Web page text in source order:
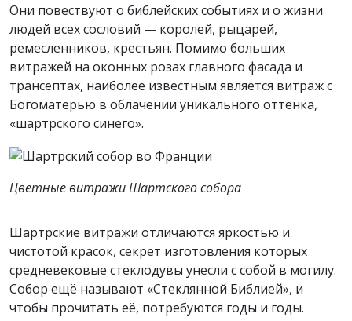
Они повествуют о библейских событиях и о жизни
людей всех сословий — королей, рыцарей,
ремесленников, крестьян. Помимо больших
витражей на оконных розах главного фасада и
трансептах, наиболее известным является витраж с
Богоматерью в облачении уникального оттенка,
«шартрского синего».
Цветные витражи Шартского собора
Шартрские витражи отличаются яркостью и
чистотой красок, секрет изготовления которых
средневековые стеклодувы унесли с собой в могилу.
Собор ещё называют «Стеклянной Библией», и
чтобы прочитать её, потребуются годы и годы.